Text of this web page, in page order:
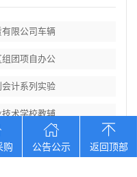
限公司车辆
团项自办公
会计系列实验
术学校教辅
司2026
购 公告公示 返回顶部